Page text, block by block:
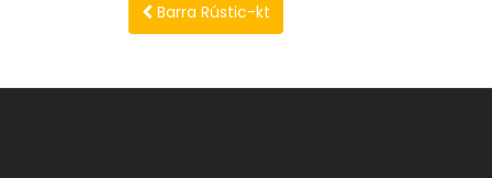
Barra Rústic-kt